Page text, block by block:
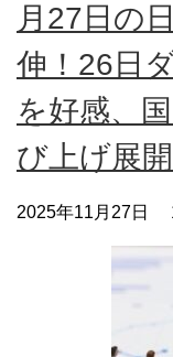
月27日の
伸！26日
を好感、
び上げ展
2025年11月27日